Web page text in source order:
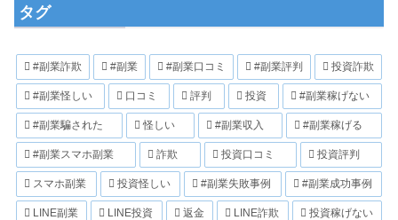
タグ
#副業詐欺 #副業 #副業口コミ #副業評判 投資詐欺
#副業怪しい 口コミ 評判 投資 #副業稼げない
#副業騙された 怪しい #副業収入 #副業稼げる
#副業スマホ副業 詐欺 投資口コミ 投資評判
スマホ副業 投資怪しい #副業失敗事例 #副業成功事例
LINE副業 LINE投資 返金 LINE詐欺 投資稼げない